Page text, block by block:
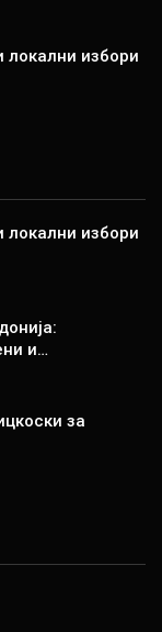
избори
избори
и…
за